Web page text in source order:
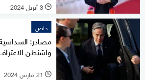
l 3 أبريل 2024
خاص
مصادر:
واشنطن
l 21 مارس 2024